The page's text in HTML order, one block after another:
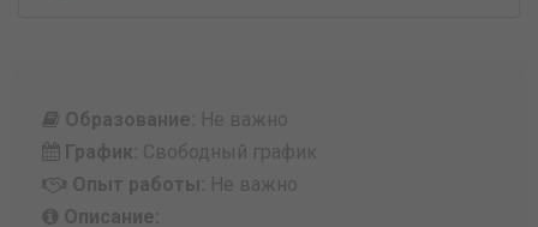
Образование: Не важно
График: Свободный график
Опыт работы: Не важно
Описание: